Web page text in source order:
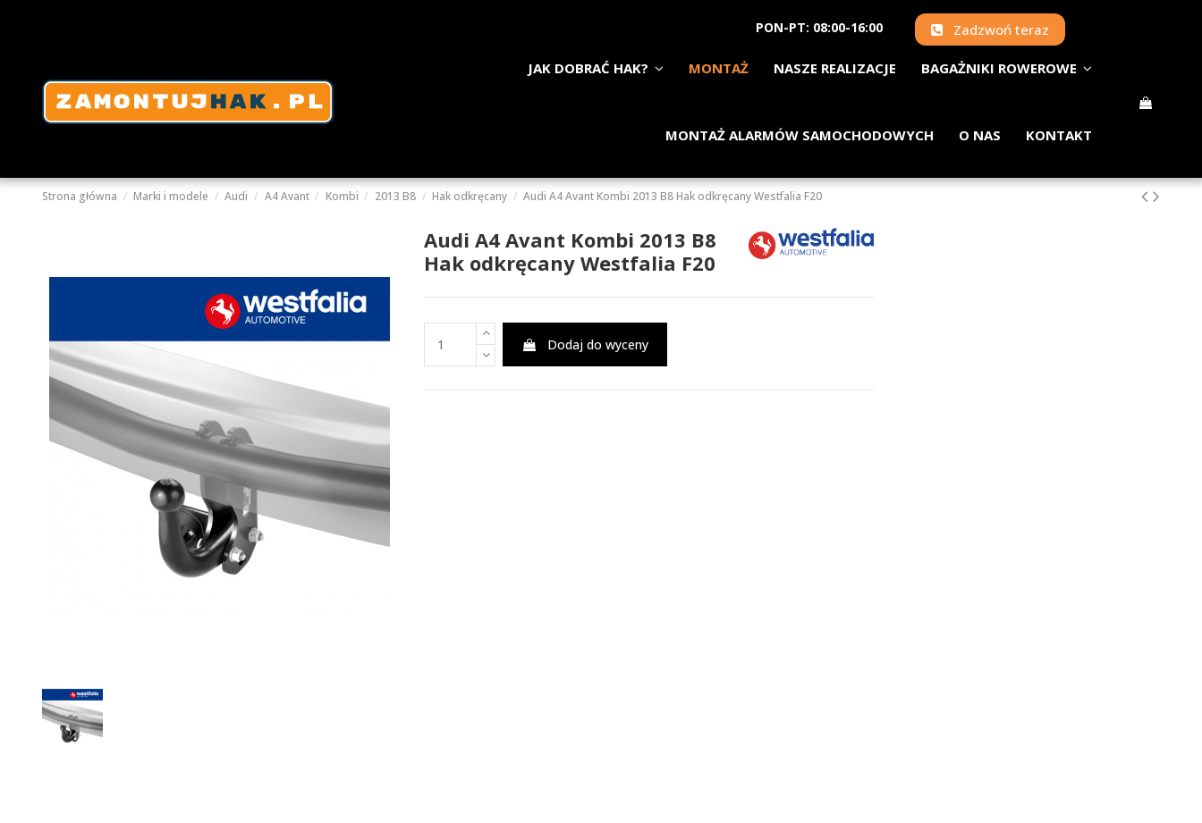
PON-PT: 08:00-16:00 Zadzwoń teraz
JAK DOBRAĆ HAK? MONTAŻ NASZE REALIZACJE BAGAŻNIKI ROWEROWE
MONTAŻ ALARMÓW SAMOCHODOWYCH O NAS KONTAKT
Strona główna Marki i modele Audi A4 Avant Kombi 2013 B8 Hak odkręcany Audi A4 Avant Kombi 2013 B8 Hak odkręcany Westfalia F20
Audi A4 Avant Kombi 2013 B8
Hak odkręcany Westfalia F20
Dodaj do wyceny